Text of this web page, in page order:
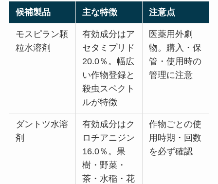
候補製品 主な特徴 注意点
モスピラン顆
粒水溶剤
有効成分はア
セタミプリド
20.0％。幅広
い作物登録と
殺虫スペクト
ルが特徴
医薬用外劇
物。購入・保
管・使用時の
管理に注意
ダントツ水溶
剤
有効成分はク
ロチアニジン
16.0％。果
樹・野菜・
茶・水稲・花
作物ごとの使
用時期・回数
を必ず確認